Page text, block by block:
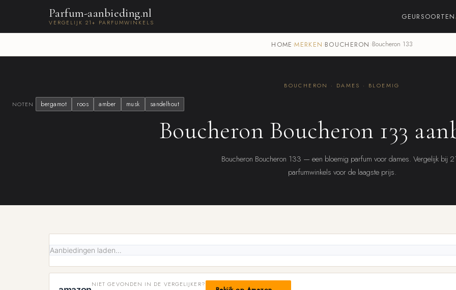
Parfum-aanbieding.nl
VERGELIJK 21+ PARFUMWINKELS
GEURSOORTEN
HOME›MERKEN›BOUCHERON ›Boucheron 133
BOUCHERON · DAMES · BLOEMIG
NOTEN bergamot roos amber musk sandelhout
Boucheron Boucheron 133
Boucheron Boucheron 133 — een bloemig parfum voor dames. Vergelijk bij
parfumwinkels voor de laagste prijs.
Aanbiedingen laden…
NIET GEVONDEN IN DE VERGELIJKER?